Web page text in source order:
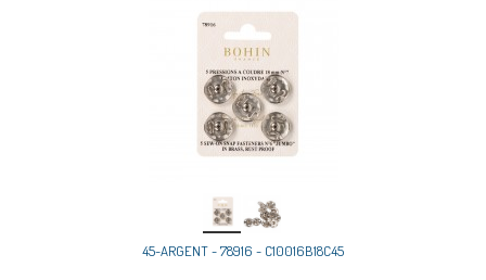
45-ARGENT - 78916 - C10016B18C45